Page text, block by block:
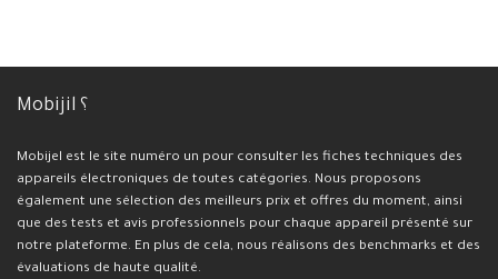
Mobijil ؟
Mobijel est le site numéro un pour consulter les fiches techniques des
appareils électroniques de toutes catégories. Nous proposons
également une sélection des meilleurs prix et offres du moment, ainsi
que des tests et avis professionnels pour chaque appareil présenté sur
notre plateforme. En plus de cela, nous réalisons des benchmarks et des
évaluations de haute qualité.